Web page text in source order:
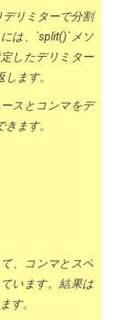
リミターで分割
は、`split()`メソ
したデリミター
ます。
スとコンマをデ
ます。
、コンマとスペ
います。結果は
す。